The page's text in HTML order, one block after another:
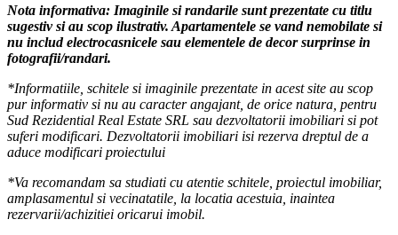
Nota informativa: Imaginile si randarile sunt prezentate cu titlu
sugestiv si au scop ilustrativ. Apartamentele se vand nemobilate si
nu includ electrocasnicele sau elementele de decor surprinse in
fotografii/randari.
*Informatiile, schitele si imaginile prezentate in acest site au scop
pur informativ si nu au caracter angajant, de orice natura, pentru
Sud Rezidential Real Estate SRL sau dezvoltatorii imobiliari si pot
suferi modificari. Dezvoltatorii imobiliari isi rezerva dreptul de a
aduce modificari proiectului
*Va recomandam sa studiati cu atentie schitele, proiectul imobiliar,
amplasamentul si vecinatatile, la locatia acestuia, inaintea
rezervarii/achizitiei oricarui imobil.